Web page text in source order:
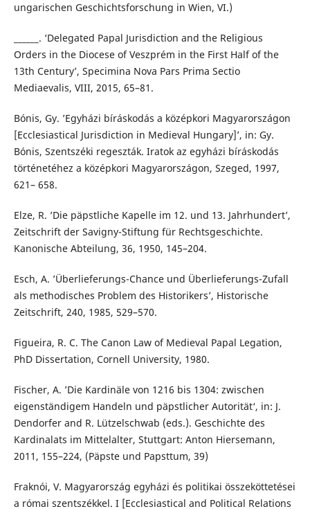
ungarischen Geschichtsforschung in Wien, VI.)
______. ‘Delegated Papal Jurisdiction and the Religious
Orders in the Diocese of Veszprém in the First Half of the
13th Century’, Specimina Nova Pars Prima Sectio
Mediaevalis, VIII, 2015, 65–81.
Bónis, Gy. ’Egyházi bíráskodás a középkori Magyarországon
[Ecclesiastical Jurisdiction in Medieval Hungary]’, in: Gy.
Bónis, Szentszéki regeszták. Iratok az egyházi bíráskodás
történetéhez a középkori Magyarországon, Szeged, 1997,
621– 658.
Elze, R. ’Die päpstliche Kapelle im 12. und 13. Jahrhundert’,
Zeitschrift der Savigny-Stiftung für Rechtsgeschichte.
Kanonische Abteilung, 36, 1950, 145–204.
Esch, A. ’Überlieferungs-Chance und Überlieferungs-Zufall
als methodisches Problem des Historikers’, Historische
Zeitschrift, 240, 1985, 529–570.
Figueira, R. C. The Canon Law of Medieval Papal Legation,
PhD Dissertation, Cornell University, 1980.
Fischer, A. ’Die Kardinäle von 1216 bis 1304: zwischen
eigenständigem Handeln und päpstlicher Autorität‘, in: J.
Dendorfer and R. Lützelschwab (eds.). Geschichte des
Kardinalats im Mittelalter, Stuttgart: Anton Hiersemann,
2011, 155–224, (Päpste und Papsttum, 39)
Fraknói, V. Magyarország egyházi és politikai összeköttetései
a római szentszékkel. I [Ecclesiastical and Political Relations